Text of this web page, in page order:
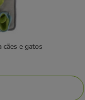
cães e gatos